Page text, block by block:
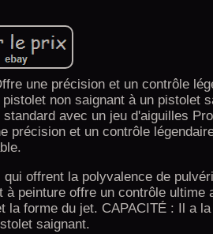
une précision et un contrôle
non saignant à un pistolet
avec un jeu d'aiguilles
précision et un contrôle
offrent la polyvalence de
peinture offre un contrôle ultime
la forme du jet. CAPACITÉ : Il a
saignant.